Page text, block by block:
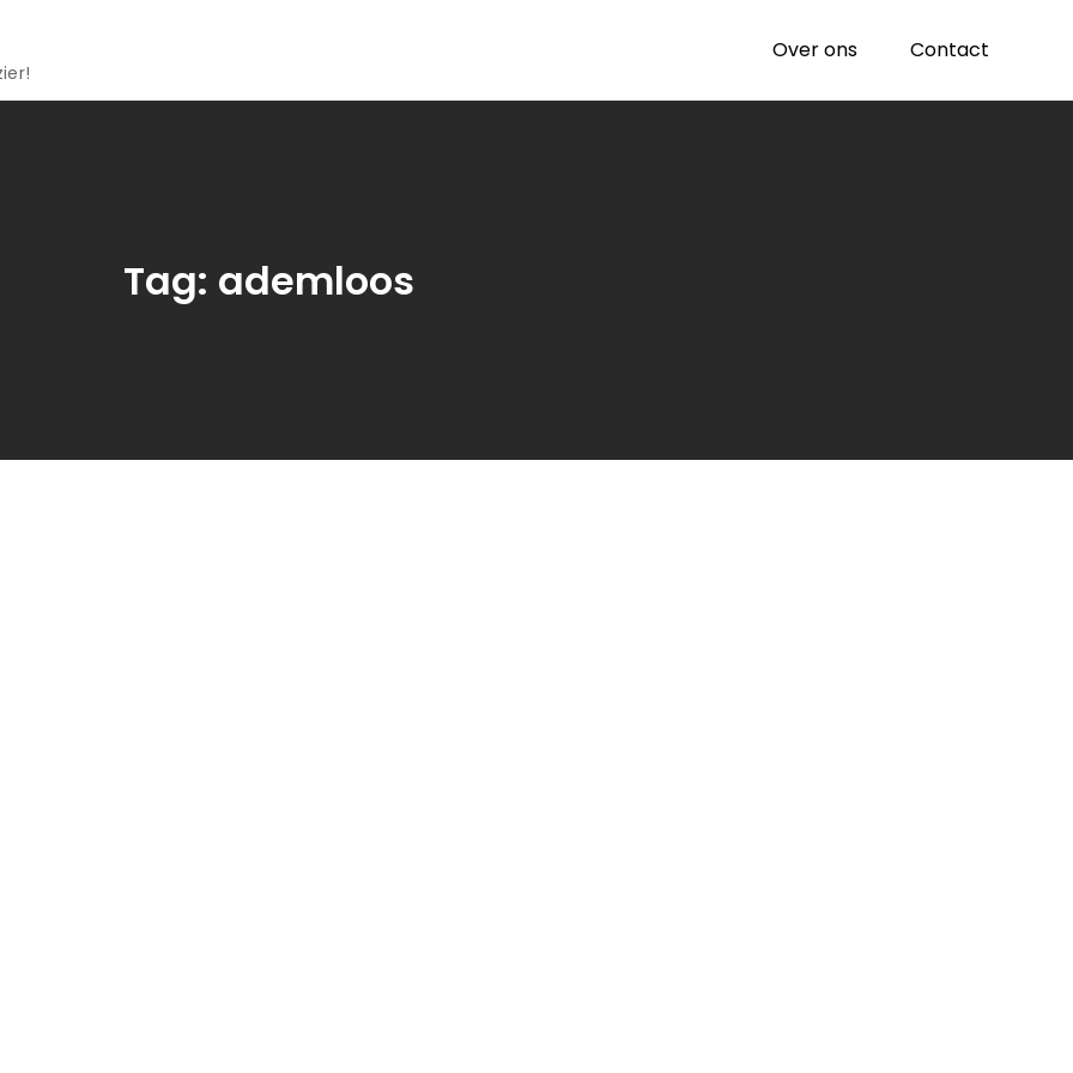
Over ons Contact
Tag: ademloos